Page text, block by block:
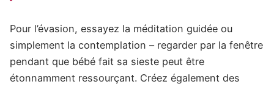
Pour l’évasion, essayez la méditation guidée ou
simplement la contemplation – regarder par la fenêtre
pendant que bébé fait sa sieste peut être
étonnamment ressourçant. Créez également des